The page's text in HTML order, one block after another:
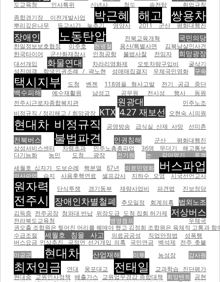
도교육청 인사특위 신년사 청도 송전탑
취업규칙
종합경기장 이전개발사업
박근혜 해고 쌍용차
뿌리깊은나무 등교시간 늦추기 영양사 2011 군산 평화대행진
장애인 노동탄압 전북교육개혁 국민의당
한일정보보호협정 이주호 현병철 용산/특별사면
김복남살인사건
한국타이어
군산화재참사 인청공항 불법사찰 전임자 희망광장
대선개입 화물연대 차라리영화제 오토차량구입비
굴삭기
성진여객
학생인권조례 / 곽노현 성매매집결지 우체국민영화 구속
택시지부 도청 벤젠 118명을 형사고발 전기 공급 중단
백수피해 예수재활원 남성고
공무원 전시성 행사 동원
전주시근로자종합복지관
원광대
민주노조
비정규직 / 정리해고 / 희망광장 KTX 4.27 재보선 오현숙 시의원
현대차 비정규직 공영방송 급식실 산재 사망 선미촌
전북버스 불법파견 인권침해
군산 평화대행진
삼성서비스센터
차령초과 민주노총총파업
36명 무더기 해고통보
다기능화
농민 도청 광장 전기원
논 갈아엎기 투쟁
세월호 십자가 도보순례
핵분열 87년 의료민영화 버스파업
의사파업 습지 사용후핵연료 셀프감사 지하수 오염 시국선언교사
원자력 단식투쟁 경기동부 재량사업비 파견법 진보정당
전주시 장애인차별철폐 추모일정 회계의혹 법외노조
김득중 전주공장 청와대 반납 위장도급 도청 집회 허가제 저상버스
전라북도교육청 병영캠프
우체국
권오출 조합원은 찢어진 머리를 꿰매야 했고 김정희 조합원은 육체적 고통과
수급조절
세월호 침몰 사고 의료공공성 직업안정법
성폭행
버스요금 인상추진 국정언 선거개입 의혹 국민연금 백석제
전주 촛불
미공군
현대차 산업재해 미투 농성장 감사원
최저임금 연대 웅포대교 전태일
교과학습 진단평가
현대중 교원인사정책 배출가스 교원업무경감 종합대책 희망텐트 공현